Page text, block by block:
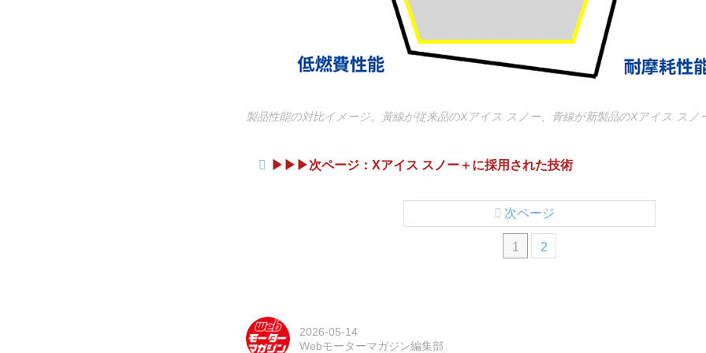
製品性能の対比イメージ。黃線が従来品のXアイス スノー、青線が新製品のXアイス スノ
▶︎▶︎▶︎次ページ：Xアイス スノー＋に採用された技術
1 2
次ページ
2026-05-14
Webモーターマガジン編集部